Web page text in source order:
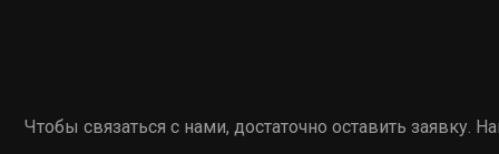
Чтобы связаться с нами, достаточно оставить